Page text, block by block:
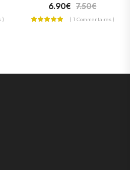
)
6.90€ 7.50€
( 1 Commentaires )